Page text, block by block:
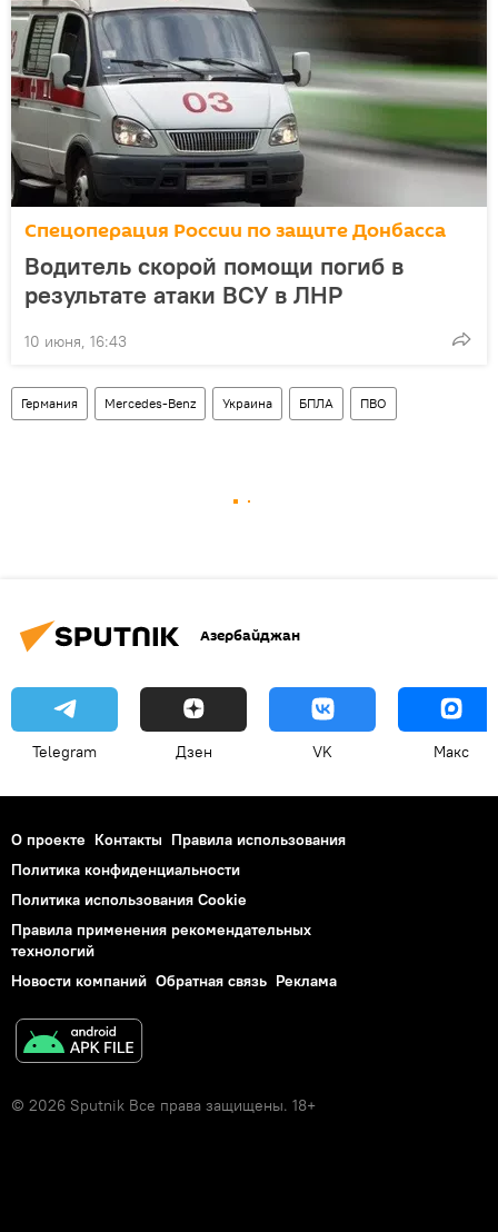
Спецоперация России по защите Донбасса
Водитель скорой помощи погиб в
результате атаки ВСУ в ЛНР
10 июня, 16:43
Германия Mercedes-Benz Украина БПЛА ПВО
Азербайджан
Telegram Дзен VK Макс
О проекте Контакты Правила использования
Политика конфиденциальности
Политика использования Cookie
Правила применения рекомендательных
технологий
Новости компаний Обратная связь Реклама
© 2026 Sputnik Все права защищены. 18+